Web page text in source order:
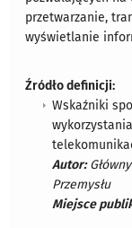
przetwarzanie,
wyświetlanie
Źródło definicji:
Wskaźniki
Autor:
Przemysłu
Miejsce